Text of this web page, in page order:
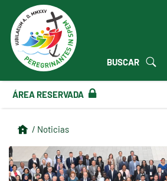
BUSCAR
ÁREA RESERVADA
/ Noticias